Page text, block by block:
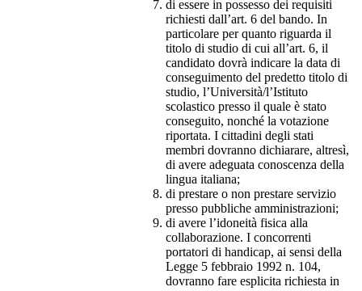
di essere in possesso dei requisiti
richiesti dall’art. 6 del bando. In
particolare per quanto riguarda il
titolo di studio di cui all’art. 6, il
candidato dovrà indicare la data di
conseguimento del predetto titolo di
studio, l’Università/l’Istituto
scolastico presso il quale è stato
conseguito, nonché la votazione
riportata. I cittadini degli stati
membri dovranno dichiarare, altresì,
di avere adeguata conoscenza della
lingua italiana;
di prestare o non prestare servizio
presso pubbliche amministrazioni;
di avere l’idoneità fisica alla
collaborazione. I concorrenti
portatori di handicap, ai sensi della
Legge 5 febbraio 1992 n. 104,
dovranno fare esplicita richiesta in